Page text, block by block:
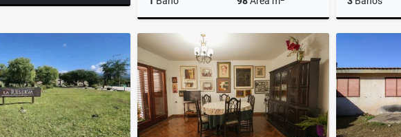
Alquiler
$650.000